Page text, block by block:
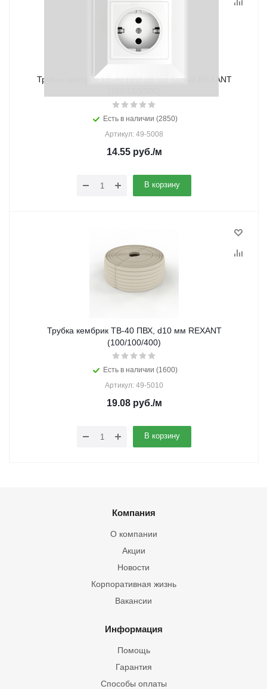
Трубка кембрик ТВ-40 ПВХ d8 мм белый REXANT
Есть в наличии (2850)
Артикул: 49-5008
14.55руб./м
В корзину
Трубка кембрик ТВ-40 ПВХ, d10 мм REXANT
(100/100/400)
Есть в наличии (1600)
Артикул: 49-5010
19.08руб./м
В корзину
Компания
О компании
Акции
Новости
Корпоративная жизнь
Вакансии
Информация
Помощь
Гарантия
Способы оплаты